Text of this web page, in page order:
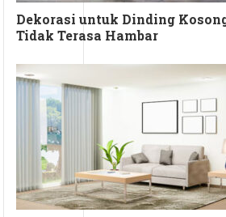
Dekorasi untuk Dinding
Tidak Terasa Hambar